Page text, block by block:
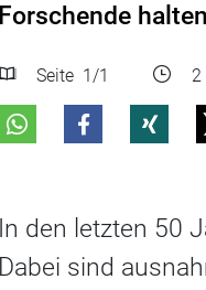
Forschende
Seite 1 /1 2
In den letzten 50
Dabei sind